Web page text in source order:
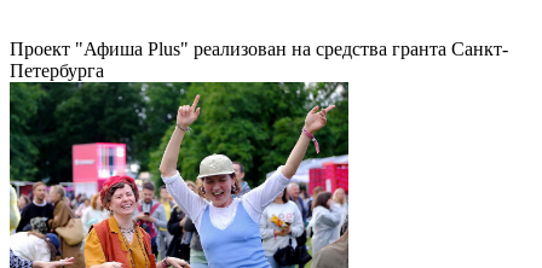
Проект "Афиша Plus" реализован на средства гранта Санкт-
Петербурга